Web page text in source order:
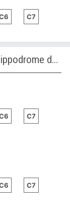
C7
Les vidéos des courses PMU sur l'hippodrome de ABU DHABI
C7
C7